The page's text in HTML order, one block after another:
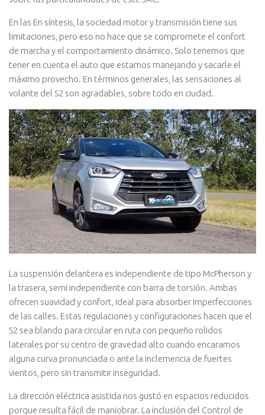
En las En síntesis, la sociedad motor y transmisión tiene sus
limitaciones, pero eso no hace que se compromete el confort
de marcha y el comportamiento dinámico. Solo tenemos que
tener en cuenta el auto que estamos manejando y sacarle el
máximo provecho. En términos generales, las sensaciones al
volante del S2 son agradables, sobre todo en ciudad.
La suspensión delantera es independiente de tipo McPherson y
la trasera, semi independiente con barra de torsión. Ambas
ofrecen suavidad y confort, ideal para absorber imperfecciones
de las calles. Estas regulaciones y configuraciones hacen que el
S2 sea blando para circular en ruta con pequeño rolidos
laterales por su centro de gravedad alto cuando encaramos
alguna curva pronunciada o ante la inclemencia de fuertes
vientos, pero sin transmitir inseguridad.
La dirección eléctrica asistida nos gustó en espacios reducidos
porque resulta fácil de maniobrar. La inclusión del Control de